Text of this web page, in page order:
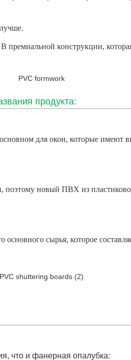
конструкции,
продукта:
для окон, которые
поэтому новый ПВХ из
сырья, которое
что и фанерная опалубка: